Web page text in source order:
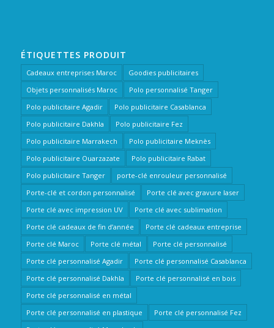
ÉTIQUETTES PRODUIT
Cadeaux entreprises Maroc
Goodies publicitaires
Objets personnalisés Maroc
Polo personnalisé Tanger
Polo publicitaire Agadir
Polo publicitaire Casablanca
Polo publicitaire Dakhla
Polo publicitaire Fez
Polo publicitaire Marrakech
Polo publicitaire Meknès
Polo publicitaire Ouarzazate
Polo publicitaire Rabat
Polo publicitaire Tanger
porte-clé enrouleur personnalisé
Porte-clé et cordon personnalisé
Porte clé avec gravure laser
Porte clé avec impression UV
Porte clé avec sublimation
Porte clé cadeaux de fin d’année
Porte clé cadeaux entreprise
Porte clé Maroc
Porte clé métal
Porte clé personnalisé
Porte clé personnalisé Agadir
Porte clé personnalisé Casablanca
Porte clé personnalisé Dakhla
Porte clé personnalisé en bois
Porte clé personnalisé en métal
Porte clé personnalisé en plastique
Porte clé personnalisé Fez